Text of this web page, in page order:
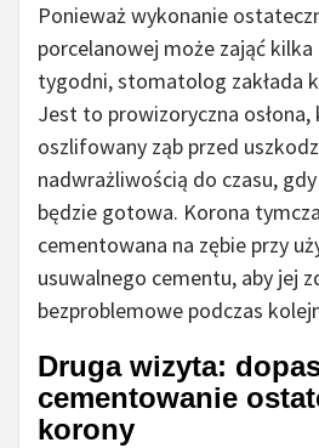
Ponieważ wykonanie
porcelanowej może zająć
tygodni, stomatolog zakłada
Jest to prowizoryczna
oszlifowany ząb przed
nadwrażliwością do czasu,
będzie gotowa. Korona
cementowana na zębie przy
usuwalnego cementu, aby jej
bezproblemowe podczas
Druga wizyta:
cementowanie
korony